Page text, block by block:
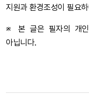
지원과 환경조성이 필요
※ 본 글은 필자의 개인
아닙니다.